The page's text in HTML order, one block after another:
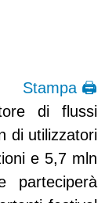
Stampa 🖨
di flussi
di utilizzatori
e 5,7 mln
parteciperà